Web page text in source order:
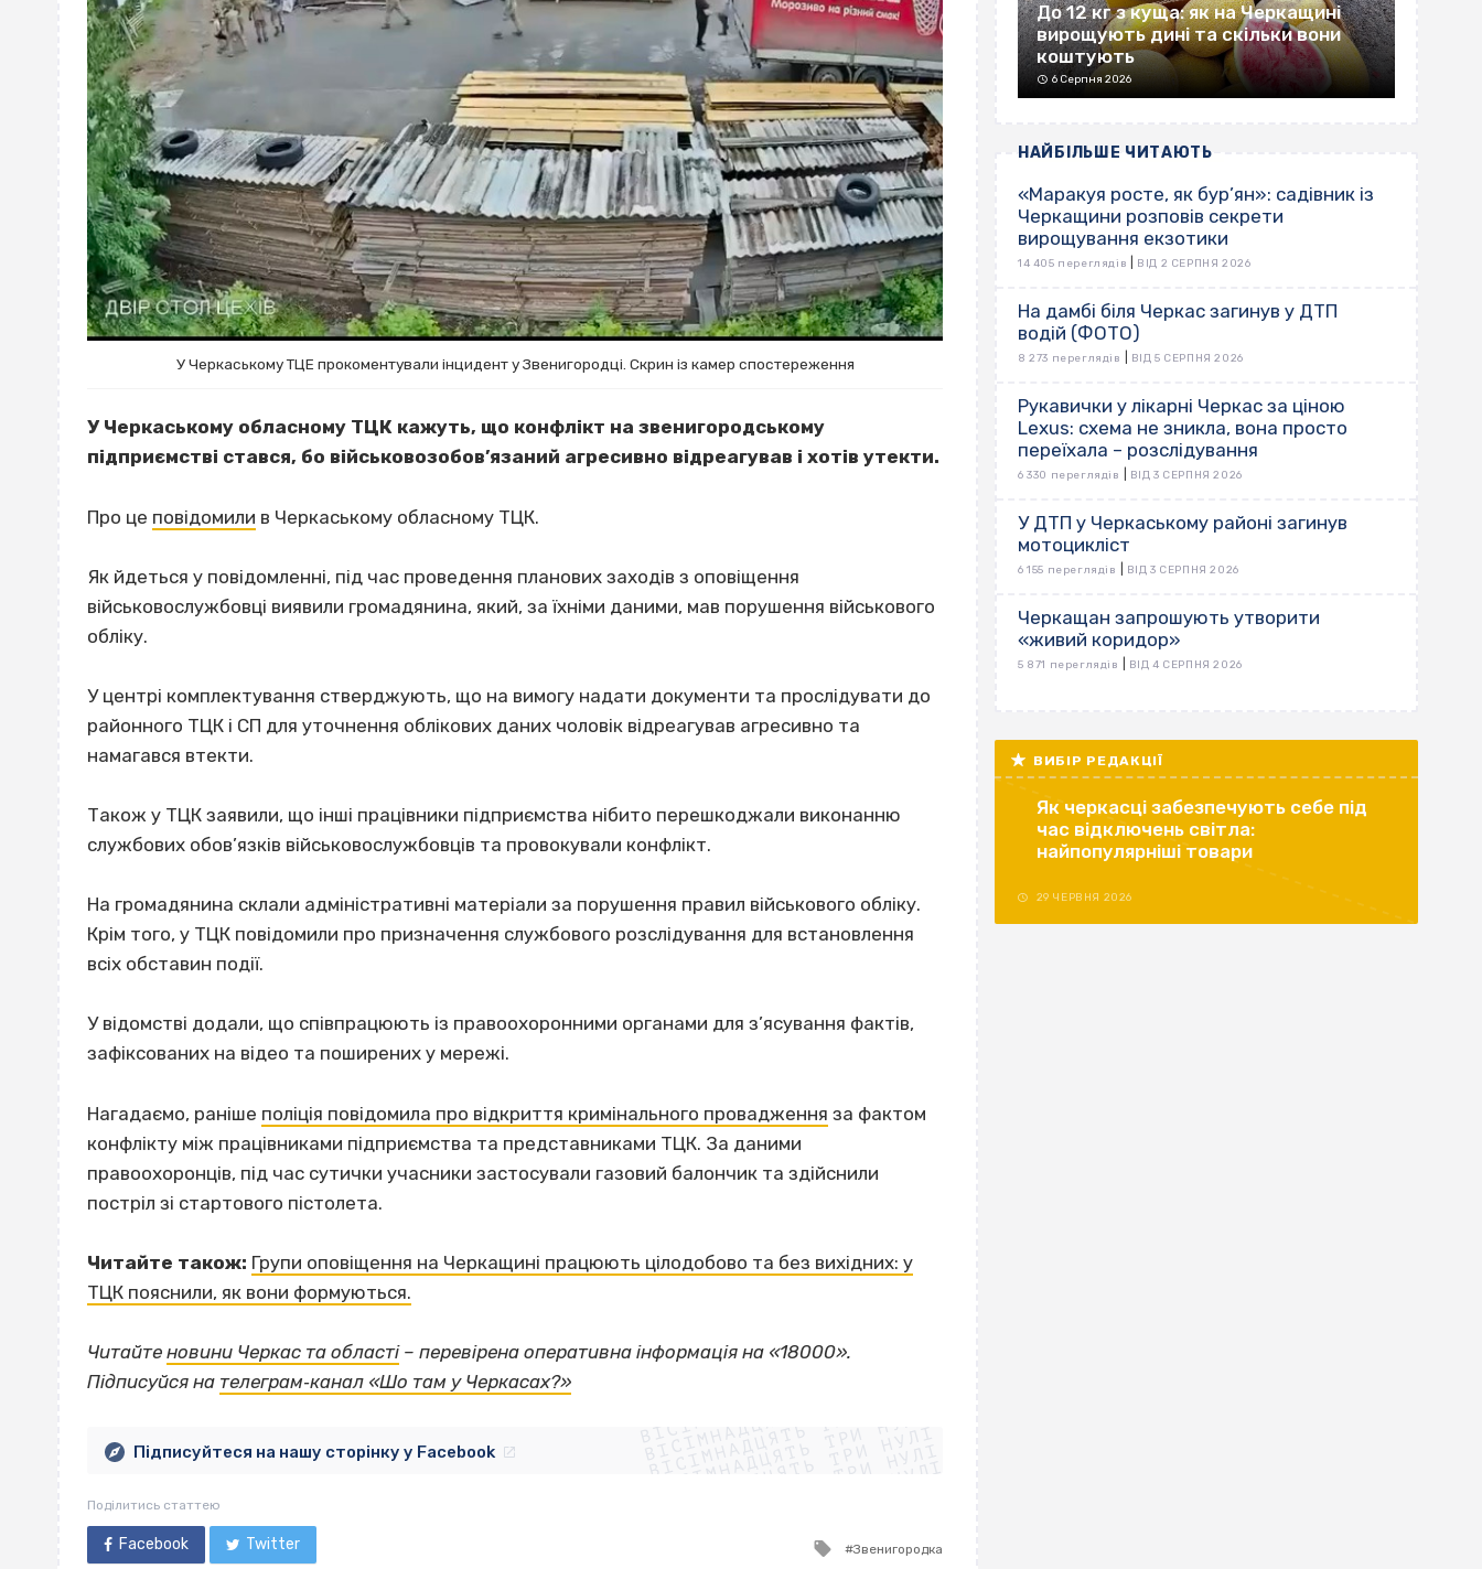
У Черкаському ТЦЕ прокоментували інцидент у Звенигородці. Скрин із камер спостереження
У Черкаському обласному ТЦК кажуть, що конфлікт на звенигородському
підприємстві стався, бо військовозобов’язаний агресивно відреагував і хотів утекти.
Про це повідомили в Черкаському обласному ТЦК.
Як йдеться у повідомленні, під час проведення планових заходів з оповіщення
військовослужбовці виявили громадянина, який, за їхніми даними, мав порушення військового
обліку.
У центрі комплектування стверджують, що на вимогу надати документи та прослідувати до
районного ТЦК і СП для уточнення облікових даних чоловік відреагував агресивно та
намагався втекти.
Також у ТЦК заявили, що інші працівники підприємства нібито перешкоджали виконанню
службових обов’язків військовослужбовців та провокували конфлікт.
На громадянина склали адміністративні матеріали за порушення правил військового обліку.
Крім того, у ТЦК повідомили про призначення службового розслідування для встановлення
всіх обставин події.
У відомстві додали, що співпрацюють із правоохоронними органами для з’ясування фактів,
зафіксованих на відео та поширених у мережі.
Нагадаємо, раніше поліція повідомила про відкриття кримінального провадження за фактом
конфлікту між працівниками підприємства та представниками ТЦК. За даними
правоохоронців, під час сутички учасники застосували газовий балончик та здійснили
постріл зі стартового пістолета.
Читайте також: Групи оповіщення на Черкащині працюють цілодобово та без вихідних: у
ТЦК пояснили, як вони формуються.
Читайте новини Черкас та області– перевірена оперативна інформація на «18000».
Підписуйся на телеграм‐канал «Шо там у Черкасах?» ВІСІМНАДЦЯТЬ ТРИ НУЛІ
ВІСІМНАДЦЯТЬ ТРИ НУЛІ
ВІСІМНАДЦЯТЬ ТРИ НУЛІ
ВІСІМНАДЦЯТЬ ТРИ НУЛІ
ВІСІМНАДЦЯТЬ ТРИ НУЛІ
ВІСІМНАДЦЯТЬ ТРИ НУЛІ
ВІСІМНАДЦЯТЬ ТРИ НУЛІ
ВІСІМНАДЦЯТЬ ТРИ НУЛІ
Підписуйтеся на нашу сторінку у Facebook
Поділитись статтею
Facebook Twitter
Tagged
Звенигородка
До 12 кг з куща: як на Черкащині
вирощують дині та скільки вони
коштують
6 Серпня 2026
НАЙБІЛЬШЕ ЧИТАЮТЬ
«Маракуя росте, як бур’ян»: садівник із
Черкащини розповів секрети
вирощування екзотики
14 405 переглядів ВІД 2 СЕРПНЯ 2026
На дамбі біля Черкас загинув у ДТП
водій (ФОТО)
8 273 переглядів ВІД 5 СЕРПНЯ 2026
Рукавички у лікарні Черкас за ціною
Lexus: схема не зникла, вона просто
переїхала – розслідування
6 330 переглядів ВІД 3 СЕРПНЯ 2026
У ДТП у Черкаському районі загинув
мотоцикліст
6 155 переглядів ВІД 3 СЕРПНЯ 2026
Черкащан запрошують утворити
«живий коридор»
5 871 переглядів ВІД 4 СЕРПНЯ 2026
ВИБІР РЕДАКЦІЇ
Як черкасці забезпечують себе під
час відключень світла:
найпопулярніші товари
29 ЧЕРВНЯ 2026